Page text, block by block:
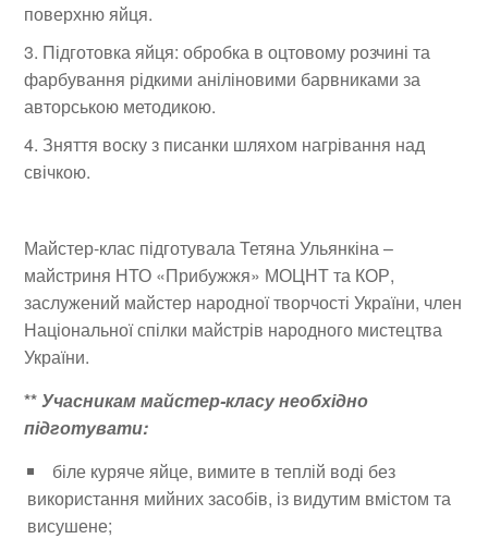
поверхню яйця.
Підготовка яйця: обробка в оцтовому розчині та
фарбування рідкими аніліновими барвниками за
авторською методикою.
Зняття воску з писанки шляхом нагрівання над
свічкою.
Майстер-клас підготувала Тетяна Ульянкіна –
майстриня НТО «Прибужжя» МОЦНТ та КОР,
заслужений майстер народної творчості України, член
Національної спілки майстрів народного мистецтва
України.
**Учасникам майстер-класу необхідно
підготувати:
біле куряче яйце, вимите в теплій воді без
використання мийних засобів, із видутим вмістом та
висушене;